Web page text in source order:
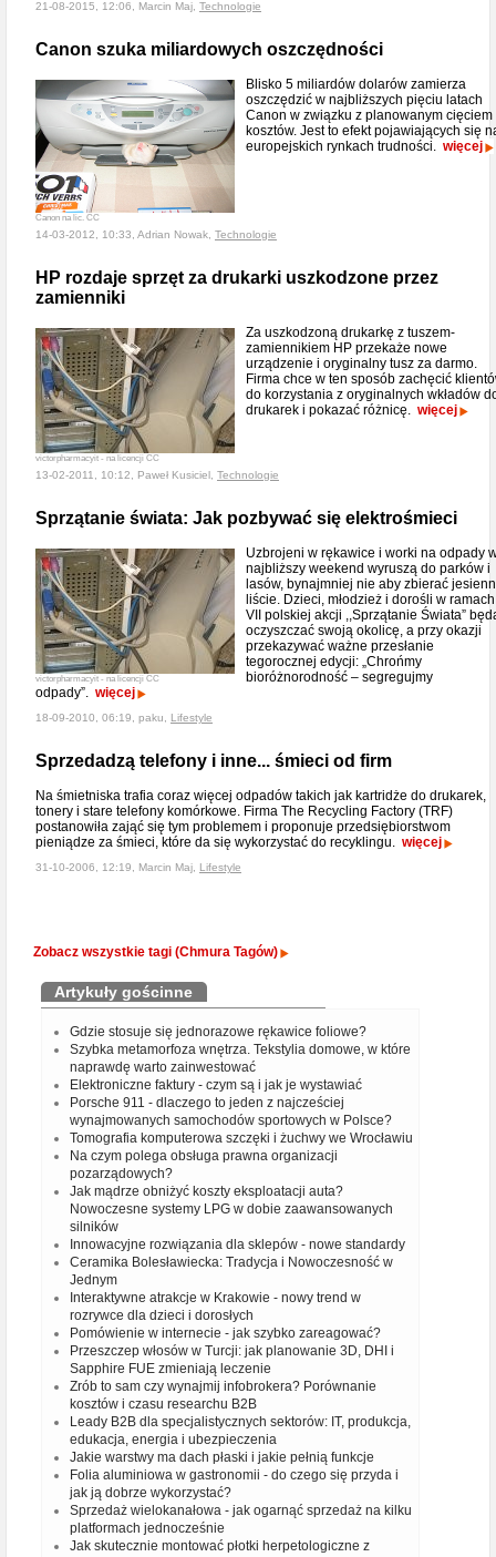
21-08-2015, 12:06, Marcin Maj, Technologie
Canon szuka miliardowych oszczędności
Canon na lic. CC
Blisko 5 miliardów dolarów zamierza
oszczędzić w najbliższych pięciu latach
Canon w związku z planowanym cięciem
kosztów. Jest to efekt pojawiających się
europejskich rynkach trudności. więcej
14-03-2012, 10:33, Adrian Nowak, Technologie
HP rozdaje sprzęt za drukarki uszkodzone przez
zamienniki
victorpharmacyit - na licencji CC
Za uszkodzoną drukarkę z tuszem-
zamiennikiem HP przekaże nowe
urządzenie i oryginalny tusz za darmo.
Firma chce w ten sposób zachęcić
do korzystania z oryginalnych wkładów
drukarek i pokazać różnicę. więcej
13-02-2011, 10:12, Paweł Kusiciel, Technologie
Sprzątanie świata: Jak pozbywać się elektrośmieci
victorpharmacyit - na licencji CC
Uzbrojeni w rękawice i worki na odpady
najbliższy weekend wyruszą do parków i
lasów, bynajmniej nie aby zbierać
liście. Dzieci, młodzież i dorośli w ramach
VII polskiej akcji ,,Sprzątanie Świata”
oczyszczać swoją okolicę, a przy okazji
przekazywać ważne przesłanie
tegorocznej edycji: „Chrońmy
bioróżnorodność – segregujmy
odpady”. więcej
18-09-2010, 06:19, paku, Lifestyle
Sprzedadzą telefony i inne... śmieci od firm
Na śmietniska trafia coraz więcej odpadów takich jak kartridże do drukarek,
tonery i stare telefony komórkowe. Firma The Recycling Factory (TRF)
postanowiła zająć się tym problemem i proponuje przedsiębiorstwom
pieniądze za śmieci, które da się wykorzystać do recyklingu. więcej
31-10-2006, 12:19, Marcin Maj, Lifestyle
Zobacz wszystkie tagi (Chmura Tagów)
Artykuły gościnne
Gdzie stosuje się jednorazowe rękawice foliowe?
Szybka metamorfoza wnętrza. Tekstylia domowe, w które
naprawdę warto zainwestować
Elektroniczne faktury - czym są i jak je wystawiać
Porsche 911 - dlaczego to jeden z najcześciej
wynajmowanych samochodów sportowych w Polsce?
Tomografia komputerowa szczęki i żuchwy we Wrocławiu
Na czym polega obsługa prawna organizacji
pozarządowych?
Jak mądrze obniżyć koszty eksploatacji auta?
Nowoczesne systemy LPG w dobie zaawansowanych
silników
Innowacyjne rozwiązania dla sklepów - nowe standardy
Ceramika Bolesławiecka: Tradycja i Nowoczesność w
Jednym
Interaktywne atrakcje w Krakowie - nowy trend w
rozrywce dla dzieci i dorosłych
Pomówienie w internecie - jak szybko zareagować?
Przeszczep włosów w Turcji: jak planowanie 3D, DHI i
Sapphire FUE zmieniają leczenie
Zrób to sam czy wynajmij infobrokera? Porównanie
kosztów i czasu researchu B2B
Leady B2B dla specjalistycznych sektorów: IT, produkcja,
edukacja, energia i ubezpieczenia
Jakie warstwy ma dach płaski i jakie pełnią funkcje
Folia aluminiowa w gastronomii - do czego się przyda i
jak ją dobrze wykorzystać?
Sprzedaż wielokanałowa - jak ogarnąć sprzedaż na kilku
platformach jednocześnie
Jak skutecznie montować płotki herpetologiczne z